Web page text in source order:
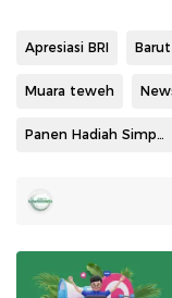
Apresiasi BRI Barut
Muara teweh
Panen Hadiah Simpedes